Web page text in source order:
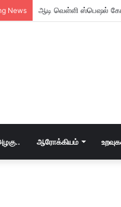
News ஆடி வெள்ளி ஸ்பெஷல்
ஆரோக்கியம்